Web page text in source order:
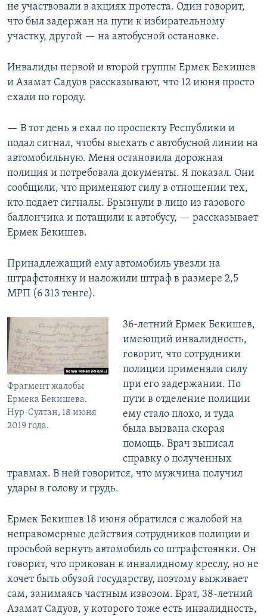
не участвовали в акциях протеста. Один говорит,
что был задержан на пути к избирательному
участку, другой — на автобусной остановке.
Инвалиды первой и второй группы Ермек Бекишев
и Азамат Садуов рассказывают, что 12 июня просто
ехали по городу.
— В тот день я ехал по проспекту Республики и
подал сигнал, чтобы выехать с автобусной линии на
автомобильную. Меня остановила дорожная
полиция и потребовала документы. Я показал. Они
сообщили, что применяют силу в отношении тех,
кто подает сигналы. Брызнули в лицо из газового
баллончика и потащили к автобусу, — рассказывает
Ермек Бекишев.
Принадлежащий ему автомобиль увезли на
штрафстоянку и наложили штраф в размере 2,5
МРП (6 313 тенге).
Фрагмент жалобы
Ермека Бекишева.
Нур-Султан, 18 июня
2019 года.
36-летний Ермек Бекишев,
имеющий инвалидность,
говорит, что сотрудники
полиции применяли силу
при его задержании. По
пути в отделение полиции
ему стало плохо, и туда
была вызвана скорая
помощь. Врач выписал
справку о полученных
травмах. В ней говорится, что мужчина получил
удары в голову и грудь.
Ермек Бекишев 18 июня обратился с жалобой на
неправомерные действия сотрудников полиции и
просьбой вернуть автомобиль со штрафстоянки. Он
говорит, что прикован к инвалидному креслу, но не
хочет быть обузой государству, поэтому выживает
сам, занимаясь частным извозом. Брат, 38-летний
Азамат Садуов, у которого тоже есть инвалидность,